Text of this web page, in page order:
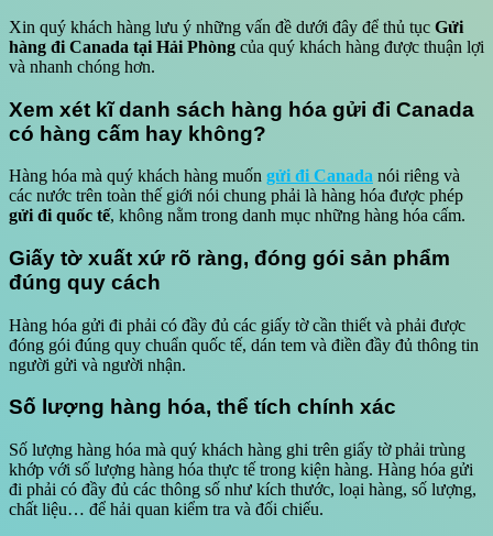
Xin quý khách hàng lưu ý những vấn đề dưới đây để thủ tục Gửi
hàng đi Canada tại Hải Phòng của quý khách hàng được thuận lợi
và nhanh chóng hơn.
Xem xét kĩ danh sách hàng hóa gửi đi Canada
có hàng cấm hay không?
Hàng hóa mà quý khách hàng muốn gửi đi Canada nói riêng và
các nước trên toàn thế giới nói chung phải là hàng hóa được phép
gửi đi quốc tế, không nằm trong danh mục những hàng hóa cấm.
Giấy tờ xuất xứ rõ ràng, đóng gói sản phẩm
đúng quy cách
Hàng hóa gửi đi phải có đầy đủ các giấy tờ cần thiết và phải được
đóng gói đúng quy chuẩn quốc tế, dán tem và điền đầy đủ thông tin
người gửi và người nhận.
Số lượng hàng hóa, thể tích chính xác
Số lượng hàng hóa mà quý khách hàng ghi trên giấy tờ phải trùng
khớp với số lượng hàng hóa thực tế trong kiện hàng. Hàng hóa gửi
đi phải có đầy đủ các thông số như kích thước, loại hàng, số lượng,
chất liệu… để hải quan kiểm tra và đối chiếu.